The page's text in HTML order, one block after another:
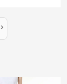
›